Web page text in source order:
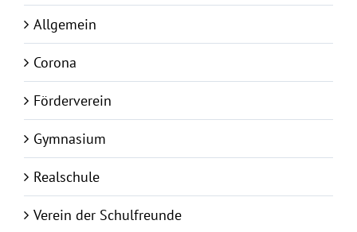
Allgemein
Corona
Förderverein
Gymnasium
Realschule
Verein der Schulfreunde